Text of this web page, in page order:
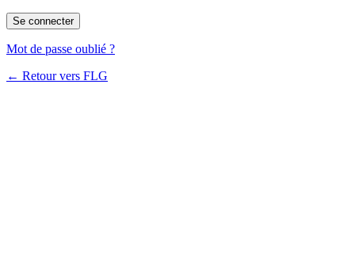
Mot de passe oublié ?
← Retour vers FLG